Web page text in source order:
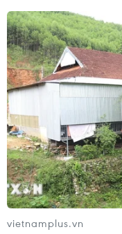
TIN LIÊN QUAN
vietnamplus.vn